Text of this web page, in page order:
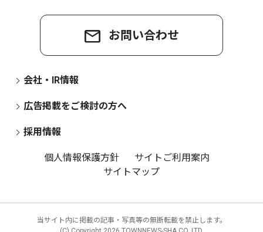
お問い合わせ
会社・IR情報
広告掲載をご検討の方へ
採用情報
個人情報保護方針
サイトご利用案内
サイトマップ
当サイト内に掲載の記事・写真等の無断転載を禁止します。